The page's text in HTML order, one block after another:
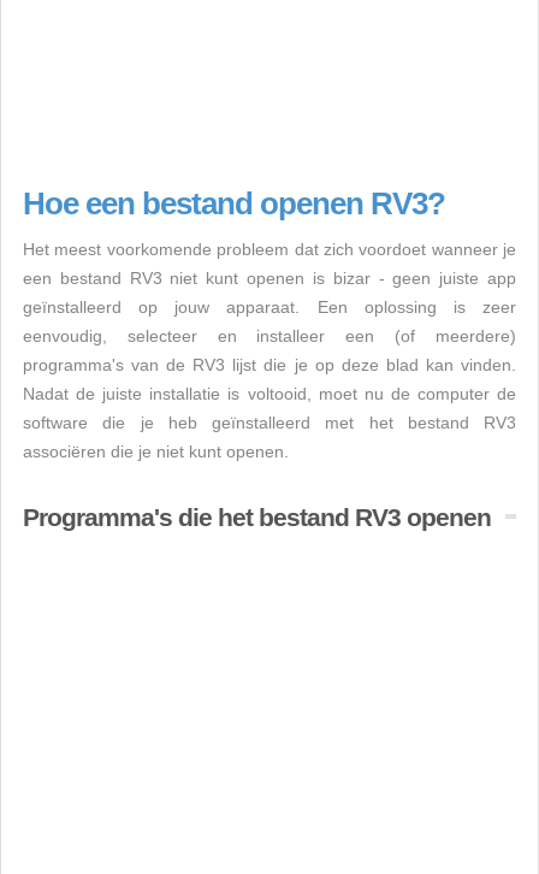
Hoe een bestand openen RV3?
Het meest voorkomende probleem dat zich voordoet wanneer je
een bestand RV3 niet kunt openen is bizar - geen juiste app
geïnstalleerd op jouw apparaat. Een oplossing is zeer
eenvoudig, selecteer en installeer een (of meerdere)
programma's van de RV3 lijst die je op deze blad kan vinden.
Nadat de juiste installatie is voltooid, moet nu de computer de
software die je heb geïnstalleerd met het bestand RV3
associëren die je niet kunt openen.
Programma's die het bestand RV3 openen